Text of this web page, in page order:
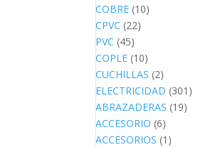
COBRE (10)
CPVC (22)
PVC (45)
COPLE (10)
CUCHILLAS (2)
ELECTRICIDAD (301)
ABRAZADERAS (19)
ACCESORIO (6)
ACCESORIOS (1)